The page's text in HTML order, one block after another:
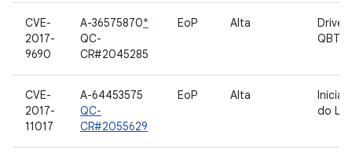
CVE-
2017-
9690
A-36575870*
QC-
CR#2045285
EoP Alta
Driver
CVE-
2017-
11017
A-64453575
QC-
CR#2055629
EoP Alta
do